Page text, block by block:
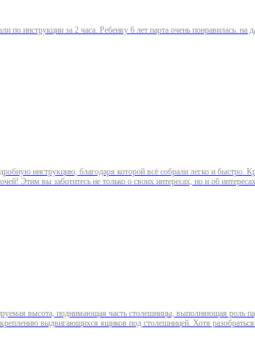
по инструкции за 2 часа. Ребенку 6 лет парта очень понравилась.
инструкцию, благодаря которой всё собрали легко и быстро.
Этим вы заботитесь не только о своих интересах, но и об
высота, поднимающая часть столешницы, выполняющая роль
выдвигающихся ящиков под столешницей. Хотя